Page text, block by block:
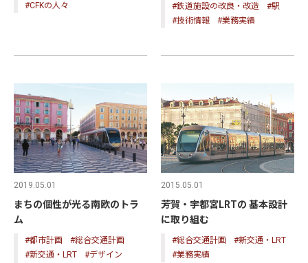
#CFKの人々
#鉄道施設の改良・改造
#駅
#技術情報
#業務実績
2019.05.01
まちの個性が光る南欧のトラ
ム
#都市計画
#総合交通計画
#新交通・LRT
#デザイン
2015.05.01
芳賀・宇都宮LRTの 基本設計
に取り組む
#総合交通計画
#新交通・LRT
#業務実績